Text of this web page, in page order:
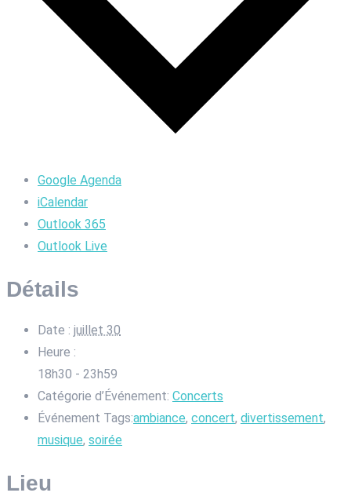
Google Agenda
iCalendar
Outlook 365
Outlook Live
Détails
Date : juillet 30
Heure :
18h30 - 23h59
Catégorie d’Événement: Concerts
Événement Tags:ambiance, concert, divertissement,
musique, soirée
Lieu